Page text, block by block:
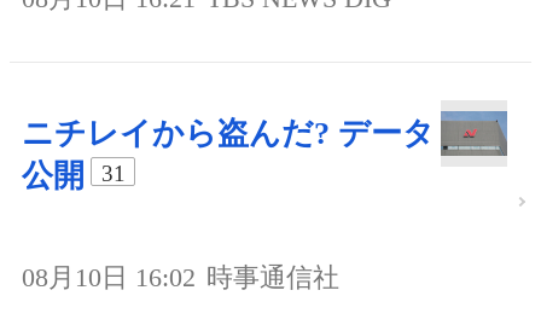
ニチレイから盗んだ? データ
公開
31
08月10日 16:02 時事通信社